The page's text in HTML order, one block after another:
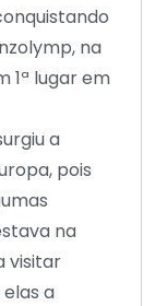
na
1ª lugar em
a
pois
na
visitar
a